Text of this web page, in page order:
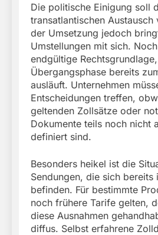
Die politische Einigung soll
transatlantischen Austausch
der Umsetzung jedoch
Umstellungen mit sich.
endgültige
Übergangsphase bereits
ausläuft. Unternehmen
Entscheidungen treffen,
geltenden Zollsätze oder
Dokumente teils noch nicht
definiert sind.
Besonders heikel ist die
Sendungen, die sich bereits
befinden. Für bestimmte
noch frühere Tarife gelten,
diese Ausnahmen
diffus. Selbst erfahrene